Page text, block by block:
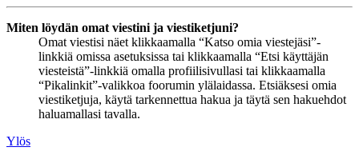
Miten löydän omat viestini ja viestiketjuni?
Omat viestisi näet klikkaamalla “Katso omia viestejäsi”-
linkkiä omissa asetuksissa tai klikkaamalla “Etsi käyttäjän
viesteistä”-linkkiä omalla profiilisivullasi tai klikkaamalla
“Pikalinkit”-valikkoa foorumin ylälaidassa. Etsiäksesi omia
viestiketjuja, käytä tarkennettua hakua ja täytä sen hakuehdot
haluamallasi tavalla.
Ylös